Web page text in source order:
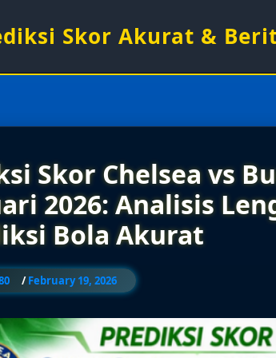
Skor Akurat &
Skor Chelsea vs
2026: Analisis
Bola Akurat
/February 19, 2026